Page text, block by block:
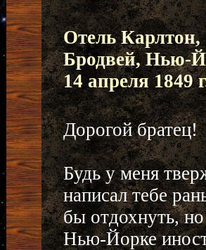
Отель Карлтон,
Бродвей, Нью-
14 апреля 1849
Дорогой братец!
Будь у меня
написал тебе
бы отдохнуть,
Нью-Йорке